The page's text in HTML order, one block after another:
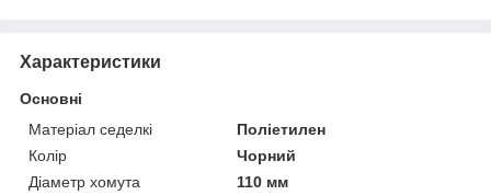
Характеристики
Основні
Матеріал седелкі
Поліетилен
Колір
Чорний
Діаметр хомута
110 мм